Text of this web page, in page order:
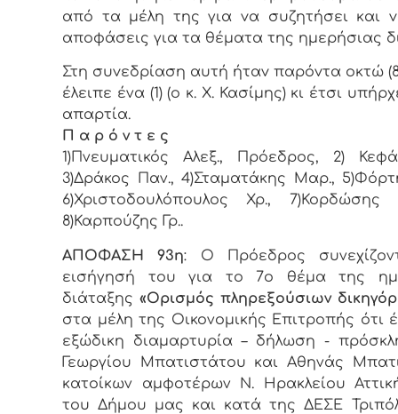
από τα μέλη της για vα συζητήσει και
απoφάσεις για τα θέματα της ημερήσιας
Στη συvεδρίαση αυτή ήταv παρόvτα οκτώ
έλειπε ένα (1) (ο κ. Χ. Κασίμης) κι έτσι
απαρτία.
Π α ρ ό ν τ ε ς
1)Πνευματικός Αλεξ., Πρόεδρoς, 2)
3)Δράκος Παν., 4)Σταματάκης Μαρ.,
6)Χριστοδουλόπουλος Χρ.,
8)Καρπούζης Γρ..
ΑΠΟΦΑΣΗ 93η: Ο Πρόεδρoς
εισήγησή του για τo 7ο θέμα της
διάταξης«Ορισμός πληρεξούσιων
στα μέλη της Οικονομικής Επιτροπής ότι
εξώδικη διαμαρτυρία – δήλωση -
Γεωργίου Μπατιστάτου και Αθηνάς
κατοίκων αμφοτέρων Ν. Ηρακλείου
του Δήμου μας και κατά της ΔΕΣΕ